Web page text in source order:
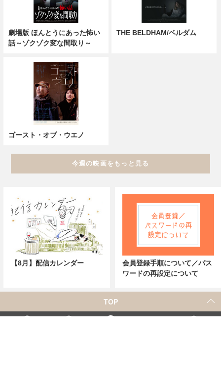
劇場版 ほんとうにあった怖い
話～ゾクゾク変な間取り～
THE BELDHAM/ベルダム
ゴースト・オブ・ウエノ
今週の映画をもっと見る
【8月】配信カレンダー
会員登録手順について／パス
ワードの再設定について
TOP